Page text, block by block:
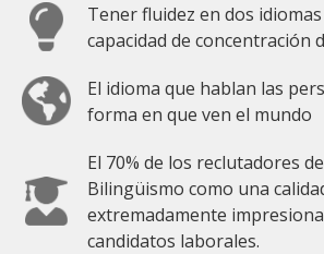
Tener fluidez en dos
capacidad de concentración
El idioma que hablan las
forma en que ven el mundo
El 70% de los reclutadores
Bilingüismo como una
extremadamente
candidatos laborales.